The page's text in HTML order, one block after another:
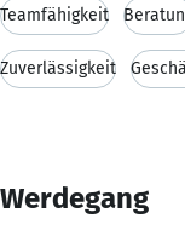
Teamfähigkeit
Zuverlässigkeit
Werdegang